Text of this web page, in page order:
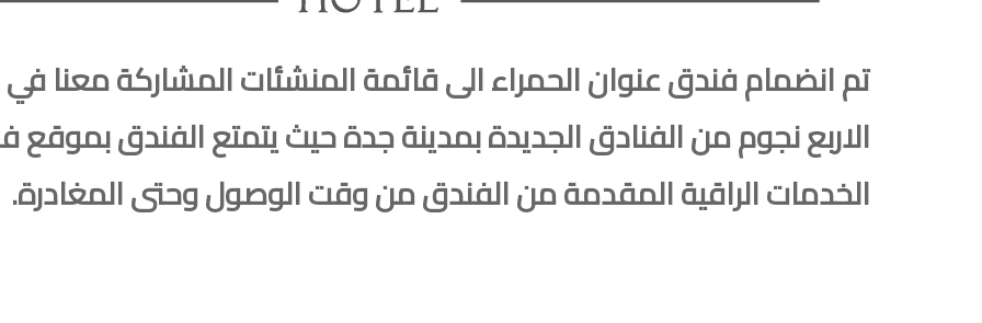
تم انضمام فندق عنوان الحمراء الى قائمة المنشئات المشاركة معنا
الاربع نجوم من الفنادق الجديدة بمدينة جدة حيث يتمتع الفندق بموقع
الخدمات الراقية المقدمة من الفندق من وقت الوصول وحتى المغادرة.